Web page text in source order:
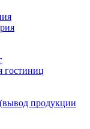
гостиниц
продукции